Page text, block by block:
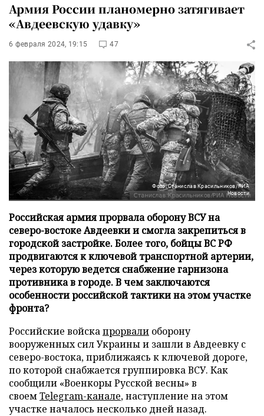
Армия России планомерно затягивает
«Авдеевскую удавку»
6 февраля 2024, 19:15 47
Фото: Станислав Красильников/РИА
Новости
Российская армия прорвала оборону ВСУ на
северо-востоке Авдеевки и смогла закрепиться в
городской застройке. Более того, бойцы ВС РФ
продвигаются к ключевой транспортной артерии,
через которую ведется снабжение гарнизона
противника в городе. В чем заключаются
особенности российской тактики на этом участке
фронта?
Российские войскапрорвали оборону
вооруженных сил Украины и зашли в Авдеевку с
северо-востока, приближаясь к ключевой дороге,
по которой снабжается группировка ВСУ. Как
сообщили «Военкоры Русской весны» в
своемTelegram-канале, наступление на этом
участке началось несколько дней назад.